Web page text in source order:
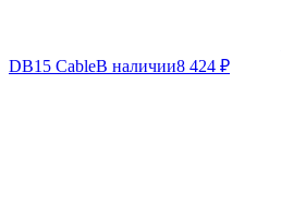
DB15 CableВ наличии8 424 ₽